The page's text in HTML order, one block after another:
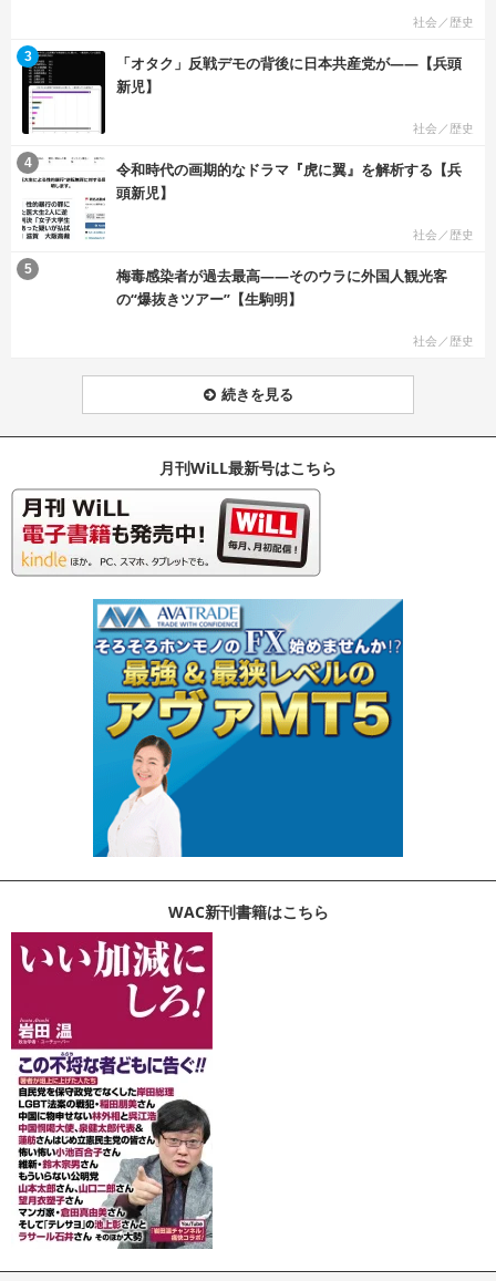
社会／歴史
「オタク」反戦デモの背後に日本共産党が――【兵頭
新児】
社会／歴史
3
令和時代の画期的なドラマ『虎に翼』を解析する【兵
頭新児】
社会／歴史
4
梅毒感染者が過去最高――そのウラに外国人観光客
の“爆抜きツアー”【生駒明】
社会／歴史
5
続きを見る
月刊WiLL最新号はこちら
WAC新刊書籍はこちら